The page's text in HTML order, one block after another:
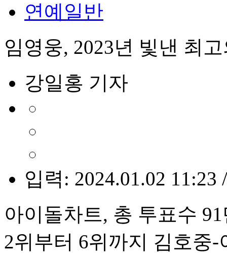
연예일반
임영웅, 2023년 빛낸 최
강일홍 기자
입력: 2024.01.02 11:23
아이돌차트, 총 투표수
2위부터 6위까지 김호중